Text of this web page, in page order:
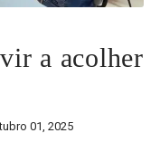
a acolher
01, 2025